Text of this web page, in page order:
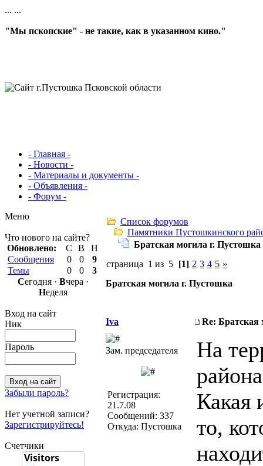
... ...
"Мы пскопские" - не такие, как в указанном кино."
- Главная -
- Новости -
- Материалы и документы -
- Объявления -
- Форум -
Меню
Что нового на сайте?
Обновлено:
С В
Н
Сообщения
0 0
9
Темы
0 0
3
Сегодня · Вчера ·
Неделя
Вход на сайт
Ник
Пароль
Забыли пароль?
Нет учетной записи?
Зарегистрируйтесь!
Счетчики
Список форумов
Памятники Пустошкинского
Братская могила г. Пустошка
страница 1 из 5 [1] 2 3 4 5 »
Братская могила г. Пустошка
Iva Re: Братская
Зам. председателя
Регистрация:
21.7.08
Сообщений: 337
Откуда: Пустошка
На
Какая
то,